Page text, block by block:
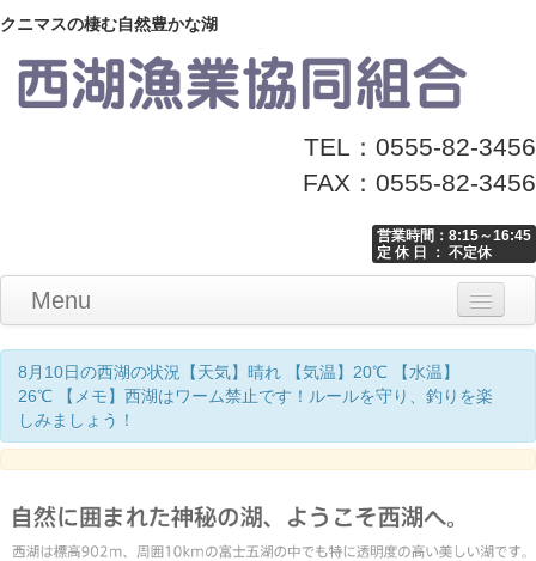
クニマスの棲む自然豊かな湖
TEL：0555-82-3456
FAX：0555-82-3456
営業時間：8:15～16:45
定 休 日 ： 不定休
Menu
Home
釣り情報
マナーとお願い
クニマス展示館
漁協からのお知らせ
お問い合わせ
8月10日の西湖の状況【天気】晴れ 【気温】20℃ 【水温】
26℃ 【メモ】西湖はワーム禁止です！ルールを守り、釣りを楽
しみましょう！